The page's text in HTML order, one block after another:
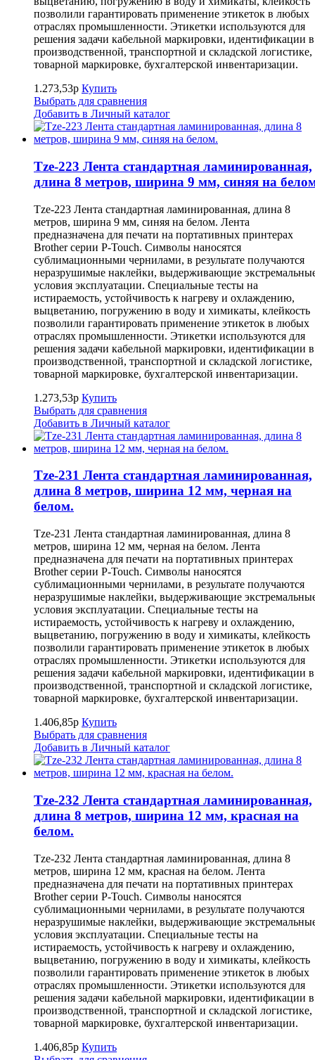
позволили гарантировать применение этикеток в любых
отраслях промышленности. Этикетки используются для
решения задачи кабельной маркировки, идентификации в
производственной, транспортной и складской логистике,
товарной маркировке, бухгалтерской инвентаризации.
1.273,53р Купить
Выбрать для сравнения
Добавить в Личный каталог
Tze-223 Лента стандартная ламинированная,
длина 8 метров, ширина 9 мм, синяя на
Tze-223 Лента стандартная ламинированная, длина 8
метров, ширина 9 мм, синяя на белом. Лента
предназначена для печати на портативных принтерах
Brother серии P-Touch. Символы наносятся
сублимационными чернилами, в результате получаются
неразрушимые наклейки, выдерживающие
условия эксплуатации. Специальные тесты на
истираемость, устойчивость к нагреву и охлаждению,
выцветанию, погружению в воду и химикаты, клейкость
позволили гарантировать применение этикеток в любых
отраслях промышленности. Этикетки используются для
решения задачи кабельной маркировки, идентификации в
производственной, транспортной и складской логистике,
товарной маркировке, бухгалтерской инвентаризации.
1.273,53р Купить
Выбрать для сравнения
Добавить в Личный каталог
Tze-231 Лента стандартная ламинированная,
длина 8 метров, ширина 12 мм, черная на
белом.
Tze-231 Лента стандартная ламинированная, длина 8
метров, ширина 12 мм, черная на белом. Лента
предназначена для печати на портативных принтерах
Brother серии P-Touch. Символы наносятся
сублимационными чернилами, в результате получаются
неразрушимые наклейки, выдерживающие
условия эксплуатации. Специальные тесты на
истираемость, устойчивость к нагреву и охлаждению,
выцветанию, погружению в воду и химикаты, клейкость
позволили гарантировать применение этикеток в любых
отраслях промышленности. Этикетки используются для
решения задачи кабельной маркировки, идентификации в
производственной, транспортной и складской логистике,
товарной маркировке, бухгалтерской инвентаризации.
1.406,85р Купить
Выбрать для сравнения
Добавить в Личный каталог
Tze-232 Лента стандартная ламинированная,
длина 8 метров, ширина 12 мм, красная на
белом.
Tze-232 Лента стандартная ламинированная, длина 8
метров, ширина 12 мм, красная на белом. Лента
предназначена для печати на портативных принтерах
Brother серии P-Touch. Символы наносятся
сублимационными чернилами, в результате получаются
неразрушимые наклейки, выдерживающие
условия эксплуатации. Специальные тесты на
истираемость, устойчивость к нагреву и охлаждению,
выцветанию, погружению в воду и химикаты, клейкость
позволили гарантировать применение этикеток в любых
отраслях промышленности. Этикетки используются для
решения задачи кабельной маркировки, идентификации в
производственной, транспортной и складской логистике,
товарной маркировке, бухгалтерской инвентаризации.
1.406,85р Купить